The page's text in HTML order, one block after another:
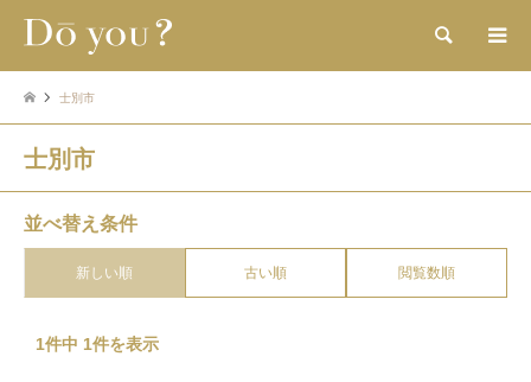
検索
士別市
士別市
並べ替え条件
新しい順 古い順 閲覧数順
1件中 1件を表示